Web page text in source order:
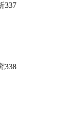
337
338